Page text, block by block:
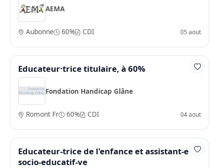
AEMA
Aubonne 60% CDI 05 aout
Educateur·trice titulaire, à 60%
Fondation Handicap Glâne
Romont Fr 60% CDI 04 aout
Educateur-trice de l'enfance et assistant-e
socio-educatif-ve